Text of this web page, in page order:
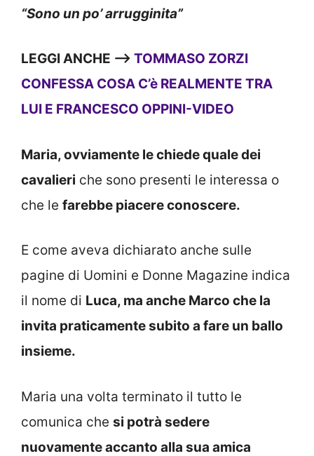
“Sono un po’ arrugginita”
LEGGI ANCHE —> TOMMASO ZORZI
CONFESSA COSA C’è REALMENTE TRA
LUI E FRANCESCO OPPINI-VIDEO
Maria, ovviamente le chiede quale dei
cavalieri che sono presenti le interessa o
che le farebbe piacere conoscere.
E come aveva dichiarato anche sulle
pagine di Uomini e Donne Magazine indica
il nome di Luca, ma anche Marco che la
invita praticamente subito a fare un ballo
insieme.
Maria una volta terminato il tutto le
comunica che si potrà sedere
nuovamente accanto alla sua amica